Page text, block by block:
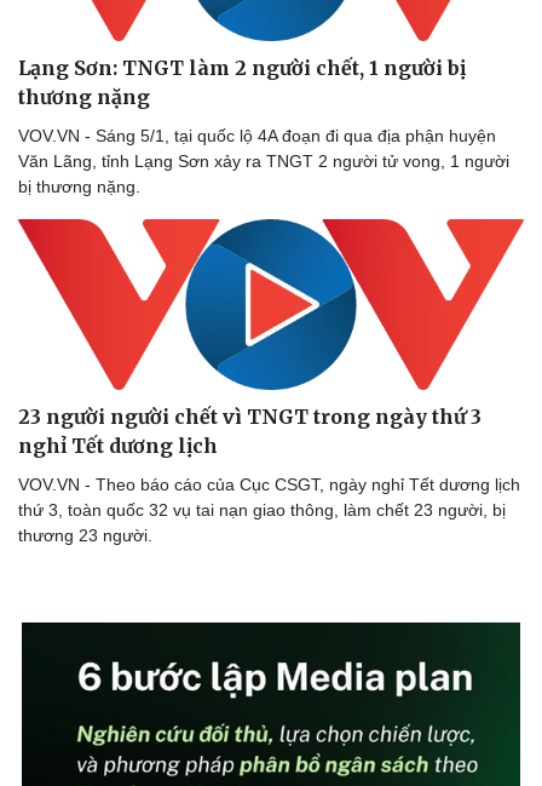
Doanh nghiệp
Thông tin doanh nghiệp
Doanh nghiệp 24h
Doanh nhân
Vì cộng đồng
Sành điệu
Tin Công nghệ
Chuyển đổi số
Lạng Sơn: TNGT làm 2 người chết, 1 người bị
thương nặng
VOV.VN - Sáng 5/1, tại quốc lộ 4A đoạn đi qua địa phận huyện
Văn Lãng, tỉnh Lạng Sơn xảy ra TNGT 2 người tử vong, 1 người
bị thương nặng.
23 người người chết vì TNGT trong ngày thứ 3
nghỉ Tết dương lịch
VOV.VN - Theo báo cáo của Cục CSGT, ngày nghỉ Tết dương lịch
thứ 3, toàn quốc 32 vụ tai nạn giao thông, làm chết 23 người, bị
thương 23 người.